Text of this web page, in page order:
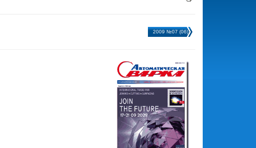
2009 №07 (06)